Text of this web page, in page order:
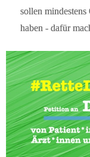
sollen
haben - dafür